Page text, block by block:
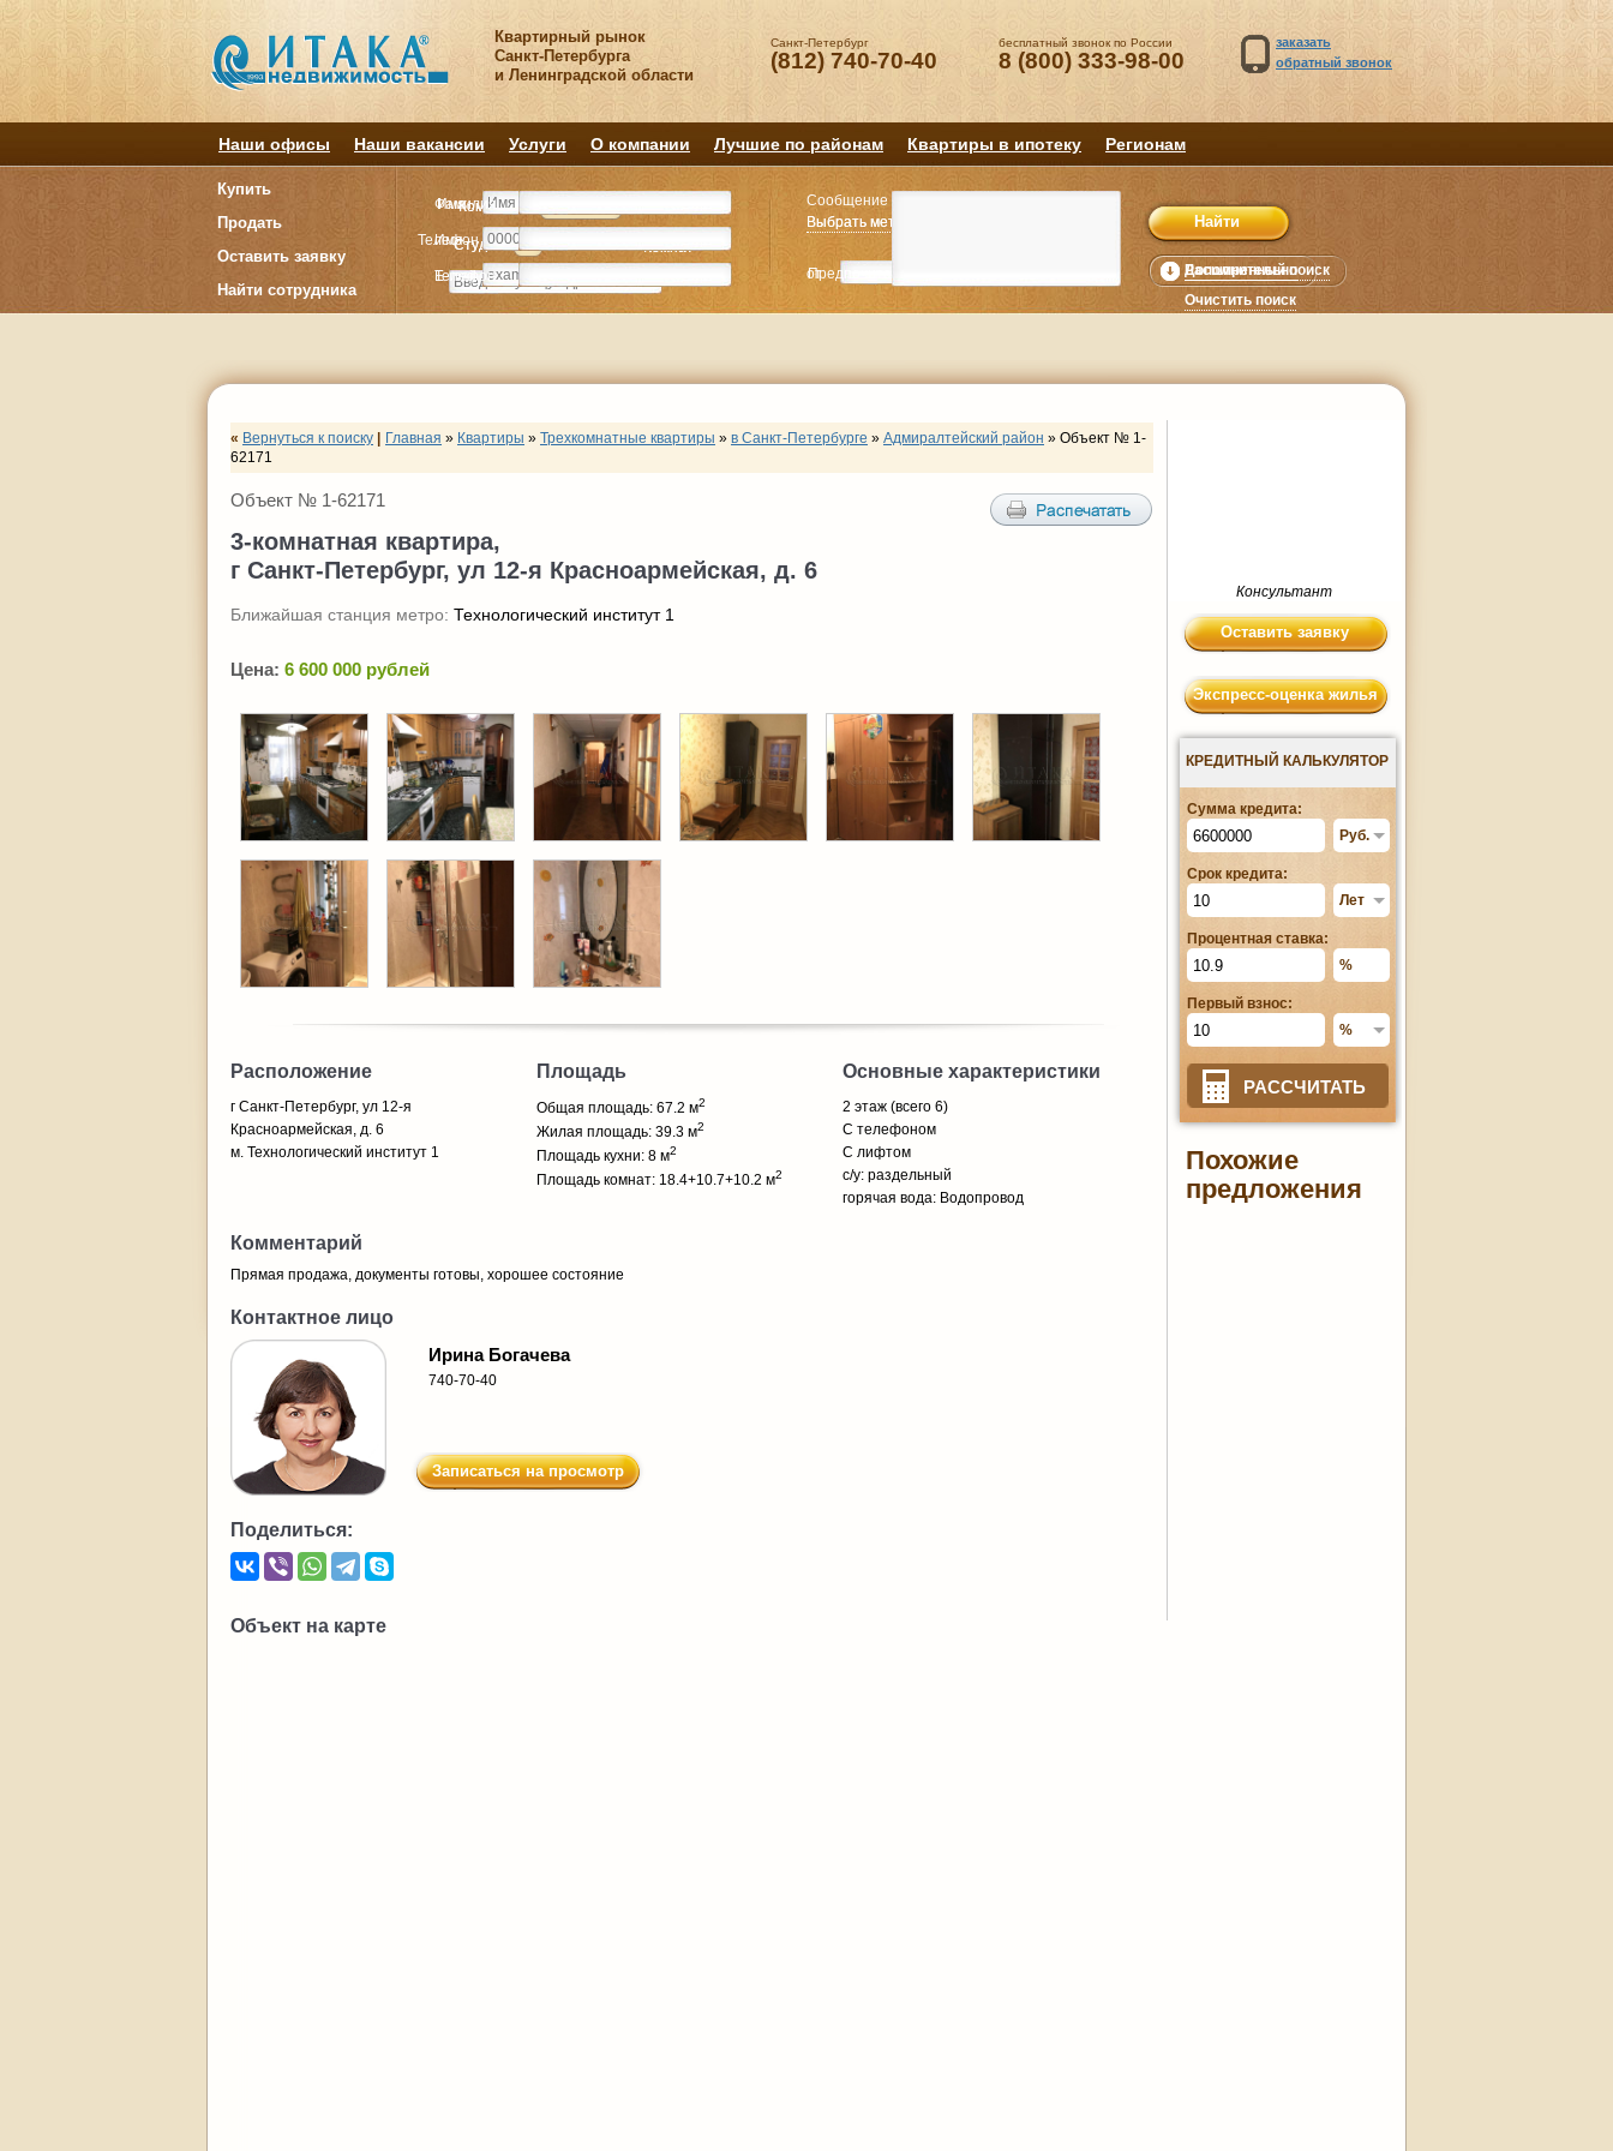
Квартирный рынок
Санкт-Петербурга
и Ленинградской области
Санкт-Петербург
(812) 740-70-40
бесплатный звонок по России
8 (800) 333-98-00
заказать
обратный звонок
Наши офисы Наши вакансии Услуги О компании Лучшие по районам Квартиры в ипотеку Регионам
Купить
Продать
Оставить заявку
Найти сотрудника
Комнату
Студия Комнат
Выбрать метро
от
Расширенный поиск
Очистить поиск
Комнату
Студия Комнат
Выбрать метро
Предпочитаемая цена Дополнительно
Имя
Телефон
E-mail
Сообщение
Фамилия
Имя
Телефон
« Вернуться к поиску Главная » Квартиры » Трехкомнатные квартиры » в Санкт-Петербурге » Адмиралтейский район » Объект № 1-
62171
Объект № 1-62171
3-комнатная квартира,
г Санкт-Петербург, ул 12-я Красноармейская, д. 6
Ближайшая станция метро: Технологический институт 1
Цена: 6 600 000 рублей
Расположение
г Санкт-Петербург, ул 12-я
Красноармейская, д. 6
м. Технологический институт 1
Площадь
Общая площадь: 67.2 м2
Жилая площадь: 39.3 м2
Площадь кухни: 8 м2
Площадь комнат: 18.4+10.7+10.2 м2
Основные характеристики
2 этаж (всего 6)
С телефоном
С лифтом
с/у: раздельный
горячая вода: Водопровод
Комментарий
Прямая продажа, документы готовы, хорошее состояние
Контактное лицо
Ирина Богачева
740-70-40
Записаться на просмотр
Поделиться:
Объект на карте
Консультант
Оставить заявку
Экспресс-оценка жилья
КРЕДИТНЫЙ КАЛЬКУЛЯТОР
Сумма кредита:
Срок кредита:
Процентная ставка:
Первый взнос:
РАССЧИТАТЬ
Похожие
предложения